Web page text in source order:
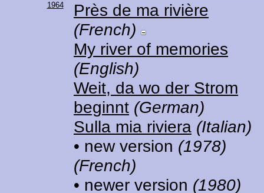
1964
Près de ma rivière
(French)
My river of memories
(English)
Weit, da wo der Strom
beginnt (German)
Sulla mia riviera (Italian)
• new version (1978)
(French)
• newer version (1980)